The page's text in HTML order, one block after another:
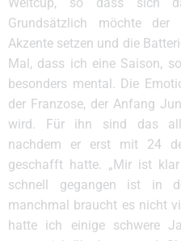
Grundsätzlich möchte
Akzente setzen und die
Mal, dass ich eine Saison,
besonders mental. Die
der Franzose, der Anfang
wird. Für ihn sind das
nachdem er erst mit 24
geschafft hatte. „Mir ist
schnell gegangen ist in
manchmal braucht es nicht
hatte ich einige schwere